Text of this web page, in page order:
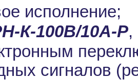
исполнение;
К-100В/10А-Р,
сигналов